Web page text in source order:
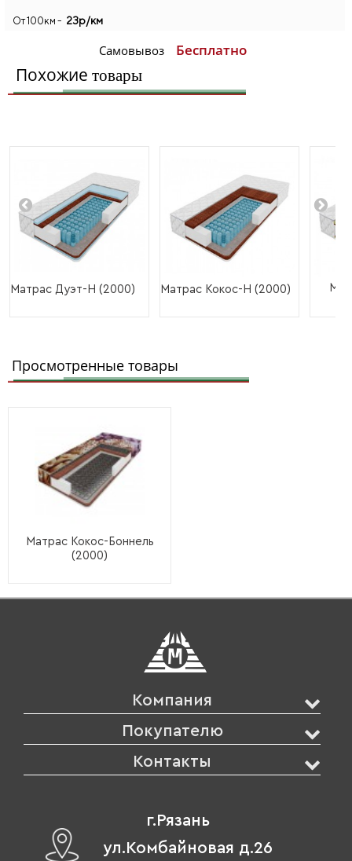
От 100км - 23р/км
Самовывоз Бесплатно
Похожие товары
Матрас Дуэт-Н (2000) Матрас Кокос-Н (2000)
Просмотренные товары
Матрас Кокос-Боннель
(2000)
Компания
Покупателю
Контакты
г.Рязань
ул.Комбайновая д.26